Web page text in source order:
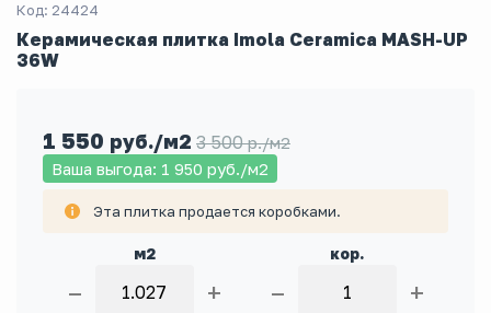
Код: 24424
Керамическая плитка Imola Ceramica MASH-UP
36W
1 550 руб./м2 3 500р./м2
Ваша выгода: 1 950 руб./м2
Эта плитка продается коробками.
м2
– +
кор.
– +